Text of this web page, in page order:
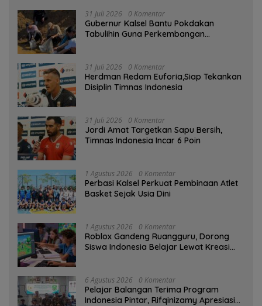
31 Juli 2026 0 Komentar
Gubernur Kalsel Bantu Pokdakan
Tabulihin Guna Perkembangan
31 Juli 2026 0 Komentar
Herdman Redam Euforia,Siap Tekankan
Disiplin Timnas Indonesia
31 Juli 2026 0 Komentar
Jordi Amat Targetkan Sapu Bersih,
Timnas Indonesia Incar 6 Poin
1 Agustus 2026 0 Komentar
Perbasi Kalsel Perkuat Pembinaan Atlet
Basket Sejak Usia Dini
1 Agustus 2026 0 Komentar
Roblox Gandeng Ruangguru, Dorong
Siswa Indonesia Belajar Lewat Kreasi
6 Agustus 2026 0 Komentar
Pelajar Balangan Terima Program
Indonesia Pintar, Rifqinizamy Apresiasi